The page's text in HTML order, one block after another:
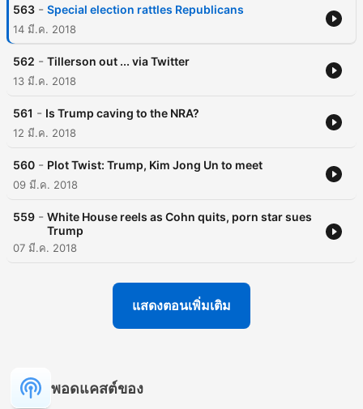
563 - Special election rattles Republicans
14 มี.ค. 2018
562 - Tillerson out ... via Twitter
13 มี.ค. 2018
561 - Is Trump caving to the NRA?
12 มี.ค. 2018
560 - Plot Twist: Trump, Kim Jong Un to meet
09 มี.ค. 2018
559 - White House reels as Cohn quits, porn star sues
Trump
07 มี.ค. 2018
แสดงตอนเพิ่มเติม
พอดแคสต์ของ